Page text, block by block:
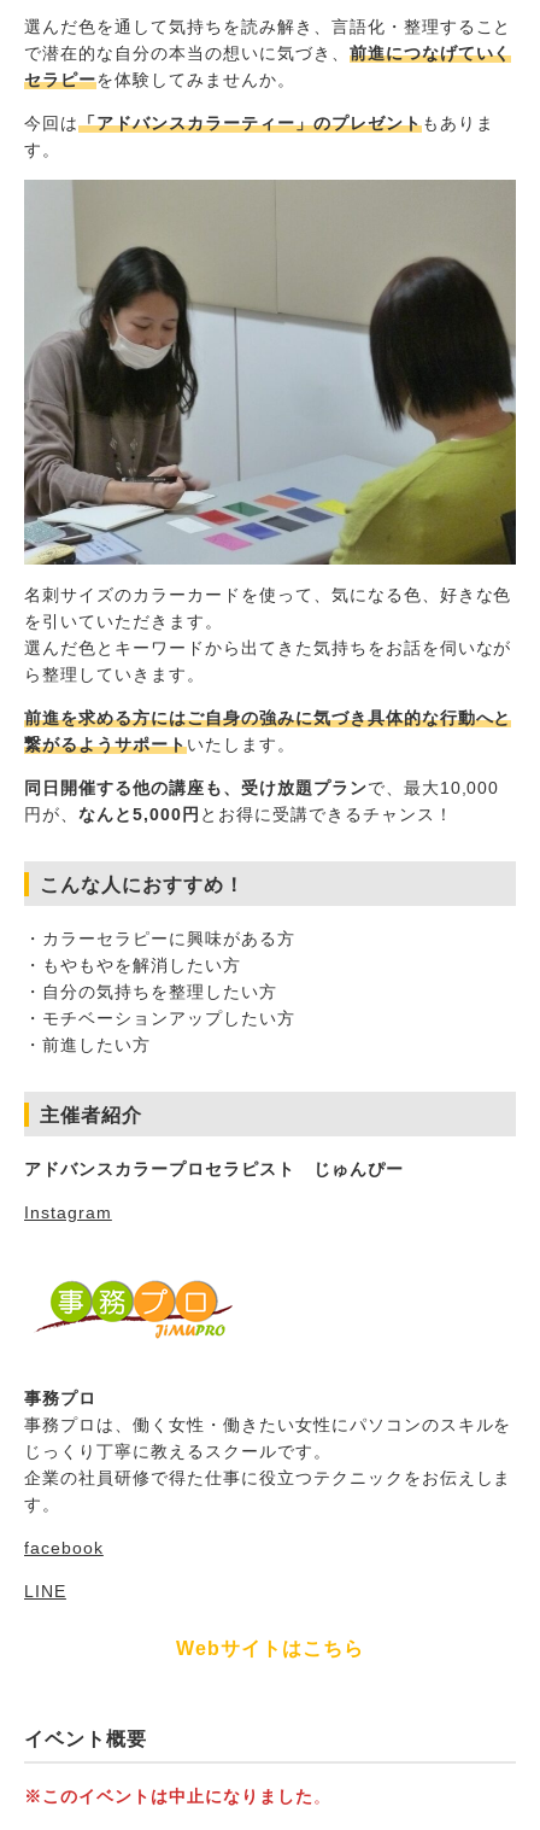
選んだ色を通して気持ちを読み解き、言語化・整理すること
で潜在的な自分の本当の想いに気づき、 前進につなげていく
セラピーを体験してみませんか。
今回は「アドバンスカラーティー」のプレゼントもありま
す。
名刺サイズのカラーカードを使って、気になる色、好きな色
を引いていただきます。
選んだ色とキーワードから出てきた気持ちをお話を伺いなが
ら整理していきます。
前進を求める方にはご自身の強みに気づき具体的な行動へと
繋がるようサポートいたします。
同日開催する他の講座も、受け放題プランで、最大10,000
円が、 なんと5,000円 とお得に受講できるチャンス！
こんな人におすすめ！
・カラーセラピーに興味がある方
・もやもやを解消したい方
・自分の気持ちを整理したい方
・モチベーションアップしたい方
・前進したい方
主催者紹介
アドバンスカラープロセラピスト じゅんぴー
Instagram
事務プロ
事務プロは、働く女性・働きたい女性にパソコンのスキルを
じっくり丁寧に教えるスクールです。
企業の社員研修で得た仕事に役立つテクニックをお伝えしま
す。
facebook
LINE
Webサイトはこちら
イベント概要
※このイベントは中止になりました。